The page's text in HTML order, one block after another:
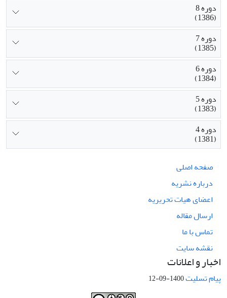
دوره 8
(1386)
دوره 7
(1385)
دوره 6
(1384)
دوره 5
(1383)
دوره 4
(1381)
صفحه اصلی
درباره نشریه
اعضای هیات تحریریه
ارسال مقاله
تماس با ما
نقشه سایت
اخبار و اعلانات
پیام تسلیت1400-09-12